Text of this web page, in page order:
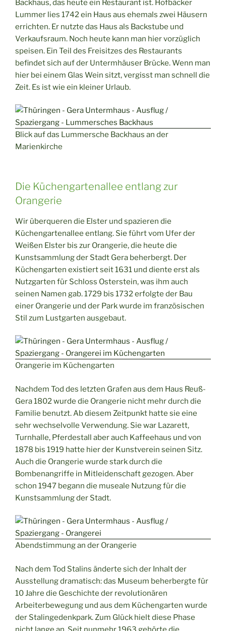
Backhaus, das heute ein Restaurant ist. Hofbäcker
Lummer lies 1742 ein Haus aus ehemals zwei Häusern
errichten. Er nutzte das Haus als Backstube und
Verkaufsraum. Noch heute kann man hier vorzüglich
speisen. Ein Teil des Freisitzes des Restaurants
befindet sich auf der Untermhäuser Brücke. Wenn man
hier bei einem Glas Wein sitzt, vergisst man schnell die
Zeit. Es ist wie ein kleiner Urlaub.
Blick auf das Lummersche Backhaus an der
Marienkirche
Die Küchengartenallee entlang zur
Orangerie
Wir überqueren die Elster und spazieren die
Küchengartenallee entlang. Sie führt vom Ufer der
Weißen Elster bis zur Orangerie, die heute die
Kunstsammlung der Stadt Gera beherbergt. Der
Küchengarten existiert seit 1631 und diente erst als
Nutzgarten für Schloss Osterstein, was ihm auch
seinen Namen gab. 1729 bis 1732 erfolgte der Bau
einer Orangerie und der Park wurde im französischen
Stil zum Lustgarten ausgebaut.
Orangerie im Küchengarten
Nachdem Tod des letzten Grafen aus dem Haus Reuß-
Gera 1802 wurde die Orangerie nicht mehr durch die
Familie benutzt. Ab diesem Zeitpunkt hatte sie eine
sehr wechselvolle Verwendung. Sie war Lazarett,
Turnhalle, Pferdestall aber auch Kaffeehaus und von
1878 bis 1919 hatte hier der Kunstverein seinen Sitz.
Auch die Orangerie wurde stark durch die
Bombenangriffe in Mitleidenschaft gezogen. Aber
schon 1947 begann die museale Nutzung für die
Kunstsammlung der Stadt.
Abendstimmung an der Orangerie
Nach dem Tod Stalins änderte sich der Inhalt der
Ausstellung dramatisch: das Museum beherbergte für
10 Jahre die Geschichte der revolutionären
Arbeiterbewegung und aus dem Küchengarten wurde
der Stalingedenkpark. Zum Glück hielt diese Phase